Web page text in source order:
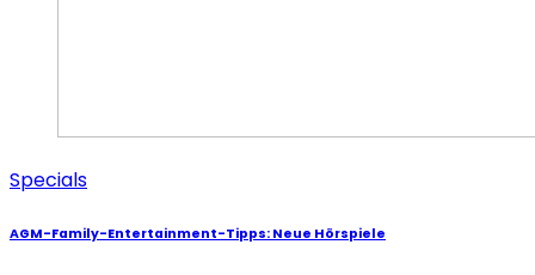
Specials
AGM-Family-Entertainment-Tipps: Neue Hörspiele